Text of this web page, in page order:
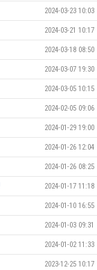
2024-03-23 10:03
2024-03-21 10:17
2024-03-18 08:50
2024-03-07 19:30
2024-03-05 10:15
2024-02-05 09:06
2024-01-29 19:00
2024-01-26 12:04
2024-01-26 08:25
2024-01-17 11:18
2024-01-10 16:55
2024-01-03 09:31
2024-01-02 11:33
2023-12-25 10:17